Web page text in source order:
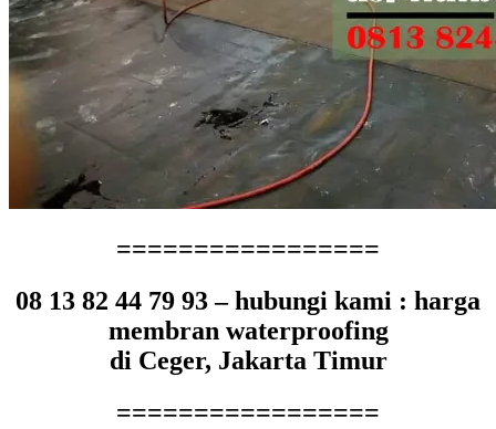
=================
08 13 82 44 79 93 – hubungi kami : harga
membran waterproofing
di Ceger, Jakarta Timur
=================